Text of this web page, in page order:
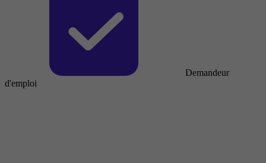
Demandeur
d'emploi